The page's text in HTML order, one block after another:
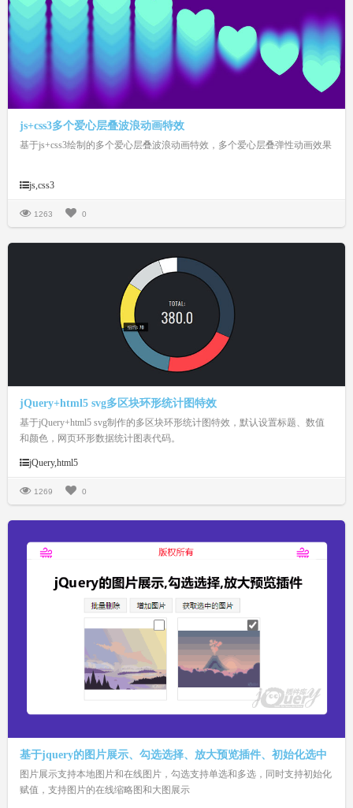
js+css3多个爱心层叠波浪动画特效
基于js+css3绘制的多个爱心层叠波浪动画特效，多个爱心层叠弹性动画效果
js,css3
1263 0
jQuery+html5 svg多区块环形统计图特效
基于jQuery+html5 svg制作的多区块环形统计图特效，默认设置标题、数值
和颜色，网页环形数据统计图表代码。
jQuery,html5
1269 0
基于jquery的图片展示、勾选选择、放大预览插件、初始化选中
图片展示支持本地图片和在线图片，勾选支持单选和多选，同时支持初始化
赋值，支持图片的在线缩略图和大图展示